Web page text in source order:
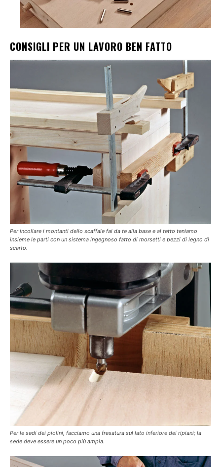
CONSIGLI PER UN LAVORO BEN FATTO
Per incollare i montanti dello scaffale fai da te alla base e al tetto teniamo
insieme le parti con un sistema ingegnoso fatto di morsetti e pezzi di legno di
scarto.
Per le sedi dei piolini, facciamo una fresatura sul lato inferiore dei ripiani; la
sede deve essere un poco più ampia.